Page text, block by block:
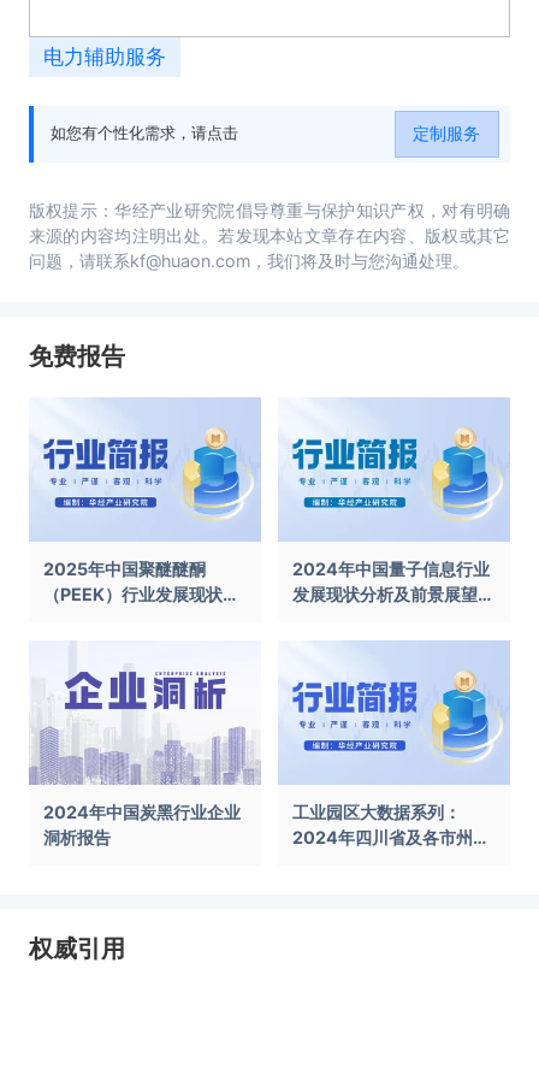
电力辅助服务
如您有个性化需求，请点击 定制服务
版权提示：华经产业研究院倡导尊重与保护知识产权，对有明确
来源的内容均注明出处。若发现本站文章存在内容、版权或其它
问题，请联系kf@huaon.com，我们将及时与您沟通处理。
免费报告
2025年中国聚醚醚酮
（PEEK）行业发展现状及
2024年中国量子信息行业
发展现状分析及前景展望报
2024年中国炭黑行业企业
洞析报告
工业园区大数据系列：
2024年四川省及各市州工
权威引用